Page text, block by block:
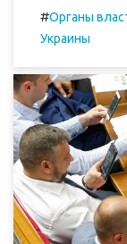
#Органы
Украины